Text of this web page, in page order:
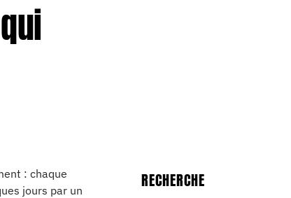
: chaque
jours par un
RECHERCHE